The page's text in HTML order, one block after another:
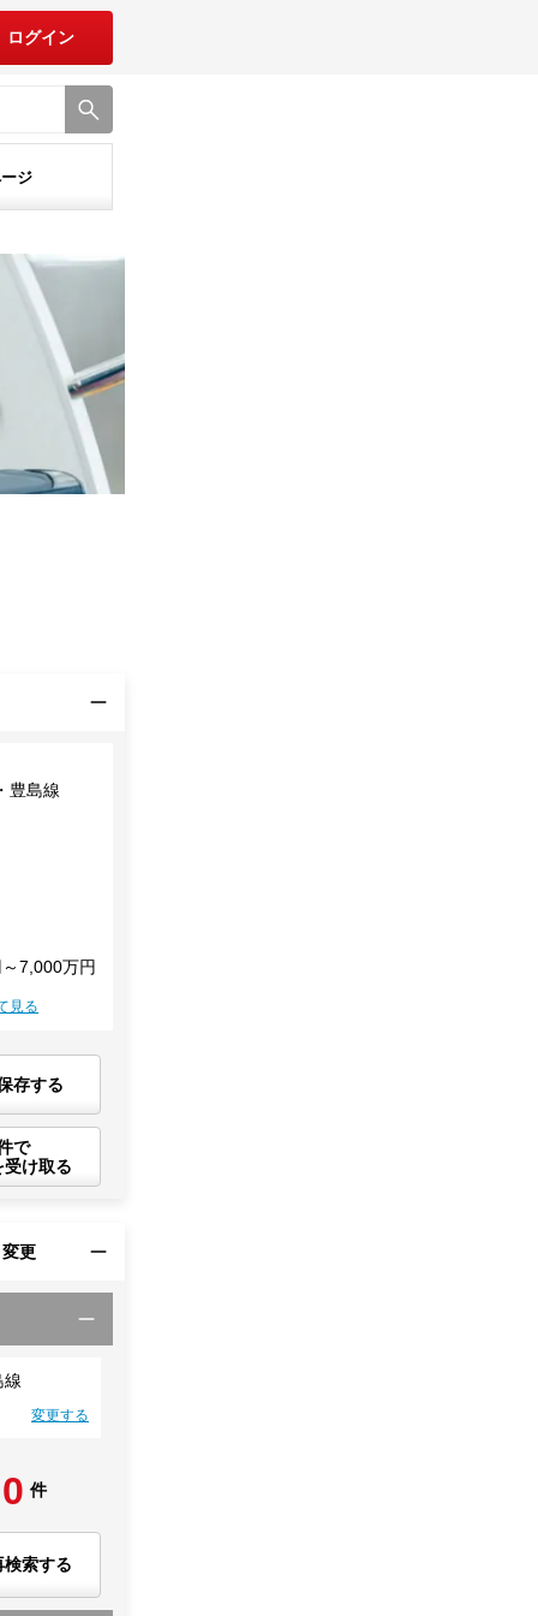
ログイン
ジ
豊島線
7,000万円
見る
存する
で
受け取る
更
線
変更する
0 件
検索する